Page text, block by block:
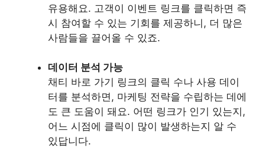
유용해요. 고객이 이벤트 링크를 클릭하면 즉
시 참여할 수 있는 기회를 제공하니, 더 많은
사람들을 끌어올 수 있죠.
데이터 분석 가능
채티 바로 가기 링크의 클릭 수나 사용 데이
터를 분석하면, 마케팅 전략을 수립하는 데에
도 큰 도움이 돼요. 어떤 링크가 인기 있는지,
어느 시점에 클릭이 많이 발생하는지 알 수
있답니다.